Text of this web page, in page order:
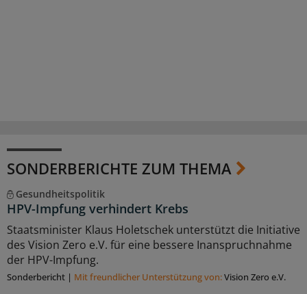
SONDERBERICHTE ZUM THEMA
Gesundheitspolitik
HPV-Impfung verhindert Krebs
Staatsminister Klaus Holetschek unterstützt die Initiative
des Vision Zero e.V. für eine bessere Inanspruchnahme
der HPV-Impfung.
Sonderbericht | Mit freundlicher Unterstützung von:Vision Zero e.V.